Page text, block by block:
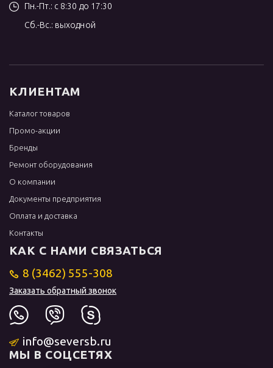
Пн.-Пт.: с 8:30 до 17:30
Сб.-Вс.: выходной
КЛИЕНТАМ
Каталог товаров
Промо-акции
Бренды
Ремонт оборудования
О компании
Документы предприятия
Оплата и доставка
Контакты
КАК С НАМИ СВЯЗАТЬСЯ
8 (3462) 555-308
Заказать обратный звонок
info@seversb.ru
МЫ В СОЦСЕТЯХ